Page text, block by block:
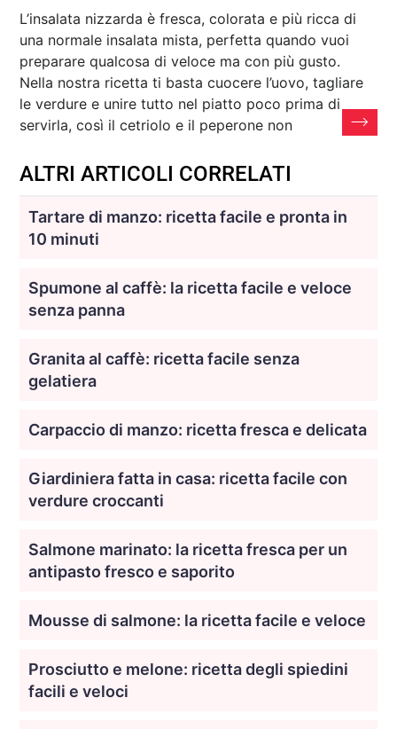
L’insalata nizzarda è fresca, colorata e più ricca di
una normale insalata mista, perfetta quando vuoi
preparare qualcosa di veloce ma con più gusto.
Nella nostra ricetta ti basta cuocere l’uovo, tagliare
le verdure e unire tutto nel piatto poco prima di
servirla, così il cetriolo e il peperone non
ALTRI ARTICOLI CORRELATI
Tartare di manzo: ricetta facile e pronta in
10 minuti
Spumone al caffè: la ricetta facile e veloce
senza panna
Granita al caffè: ricetta facile senza
gelatiera
Carpaccio di manzo: ricetta fresca e delicata
Giardiniera fatta in casa: ricetta facile con
verdure croccanti
Salmone marinato: la ricetta fresca per un
antipasto fresco e saporito
Mousse di salmone: la ricetta facile e veloce
Prosciutto e melone: ricetta degli spiedini
facili e veloci